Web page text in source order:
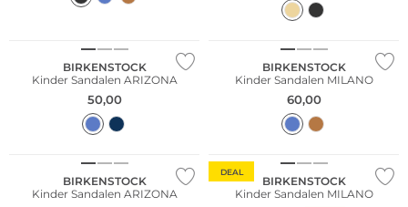
BIRKENSTOCK
Kinder Sandalen ARIZONA
50,00
BIRKENSTOCK
Kinder Sandalen MILANO
60,00
BIRKENSTOCK
Kinder Sandalen ARIZONA
DEAL
BIRKENSTOCK
Kinder Sandalen MILANO